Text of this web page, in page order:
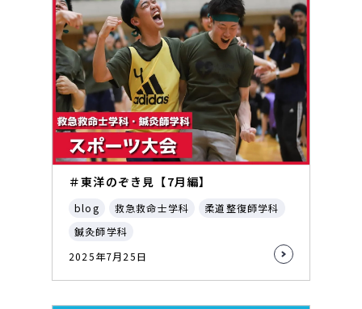
＃東洋のぞき見【7月編】
blog 救急救命士学科
柔道整復師学科
鍼灸師学科
2025年7月25日